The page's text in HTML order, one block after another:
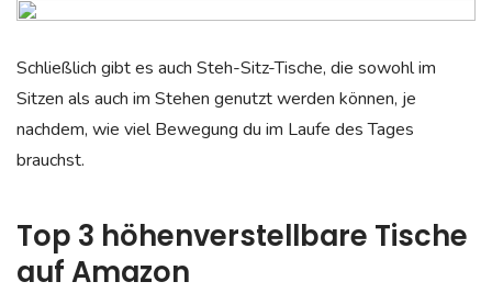
Schließlich gibt es auch Steh-Sitz-Tische, die sowohl im
Sitzen als auch im Stehen genutzt werden können, je
nachdem, wie viel Bewegung du im Laufe des Tages
brauchst.
Top 3 höhenverstellbare Tische
auf Amazon